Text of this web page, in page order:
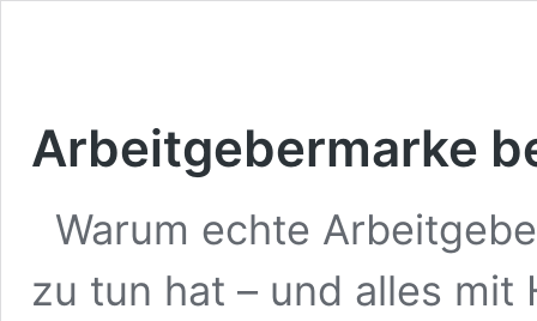
Arbeitgebermarke
Warum echte
zu tun hat – und alles mit